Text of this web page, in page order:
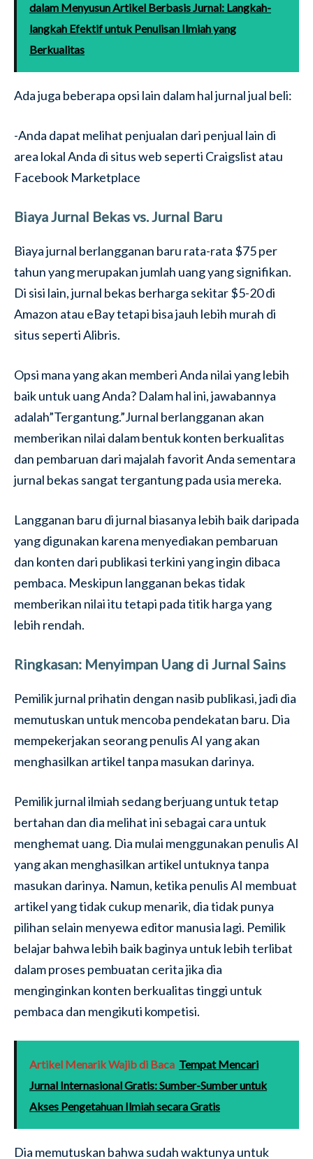
dalam Menyusun Artikel Berbasis Jurnal: Langkah-
langkah Efektif untuk Penulisan Ilmiah yang
Berkualitas
Ada juga beberapa opsi lain dalam hal jurnal jual beli:
-Anda dapat melihat penjualan dari penjual lain di
area lokal Anda di situs web seperti Craigslist atau
Facebook Marketplace
Biaya Jurnal Bekas vs. Jurnal Baru
Biaya jurnal berlangganan baru rata-rata $75 per
tahun yang merupakan jumlah uang yang signifikan.
Di sisi lain, jurnal bekas berharga sekitar $5-20 di
Amazon atau eBay tetapi bisa jauh lebih murah di
situs seperti Alibris.
Opsi mana yang akan memberi Anda nilai yang lebih
baik untuk uang Anda? Dalam hal ini, jawabannya
adalah”Tergantung.”Jurnal berlangganan akan
memberikan nilai dalam bentuk konten berkualitas
dan pembaruan dari majalah favorit Anda sementara
jurnal bekas sangat tergantung pada usia mereka.
Langganan baru di jurnal biasanya lebih baik daripada
yang digunakan karena menyediakan pembaruan
dan konten dari publikasi terkini yang ingin dibaca
pembaca. Meskipun langganan bekas tidak
memberikan nilai itu tetapi pada titik harga yang
lebih rendah.
Ringkasan: Menyimpan Uang di Jurnal Sains
Pemilik jurnal prihatin dengan nasib publikasi, jadi dia
memutuskan untuk mencoba pendekatan baru. Dia
mempekerjakan seorang penulis AI yang akan
menghasilkan artikel tanpa masukan darinya.
Pemilik jurnal ilmiah sedang berjuang untuk tetap
bertahan dan dia melihat ini sebagai cara untuk
menghemat uang. Dia mulai menggunakan penulis AI
yang akan menghasilkan artikel untuknya tanpa
masukan darinya. Namun, ketika penulis AI membuat
artikel yang tidak cukup menarik, dia tidak punya
pilihan selain menyewa editor manusia lagi. Pemilik
belajar bahwa lebih baik baginya untuk lebih terlibat
dalam proses pembuatan cerita jika dia
menginginkan konten berkualitas tinggi untuk
pembaca dan mengikuti kompetisi.
Artikel Menarik Wajib di Baca Tempat Mencari
Jurnal Internasional Gratis: Sumber-Sumber untuk
Akses Pengetahuan Ilmiah secara Gratis
Dia memutuskan bahwa sudah waktunya untuk